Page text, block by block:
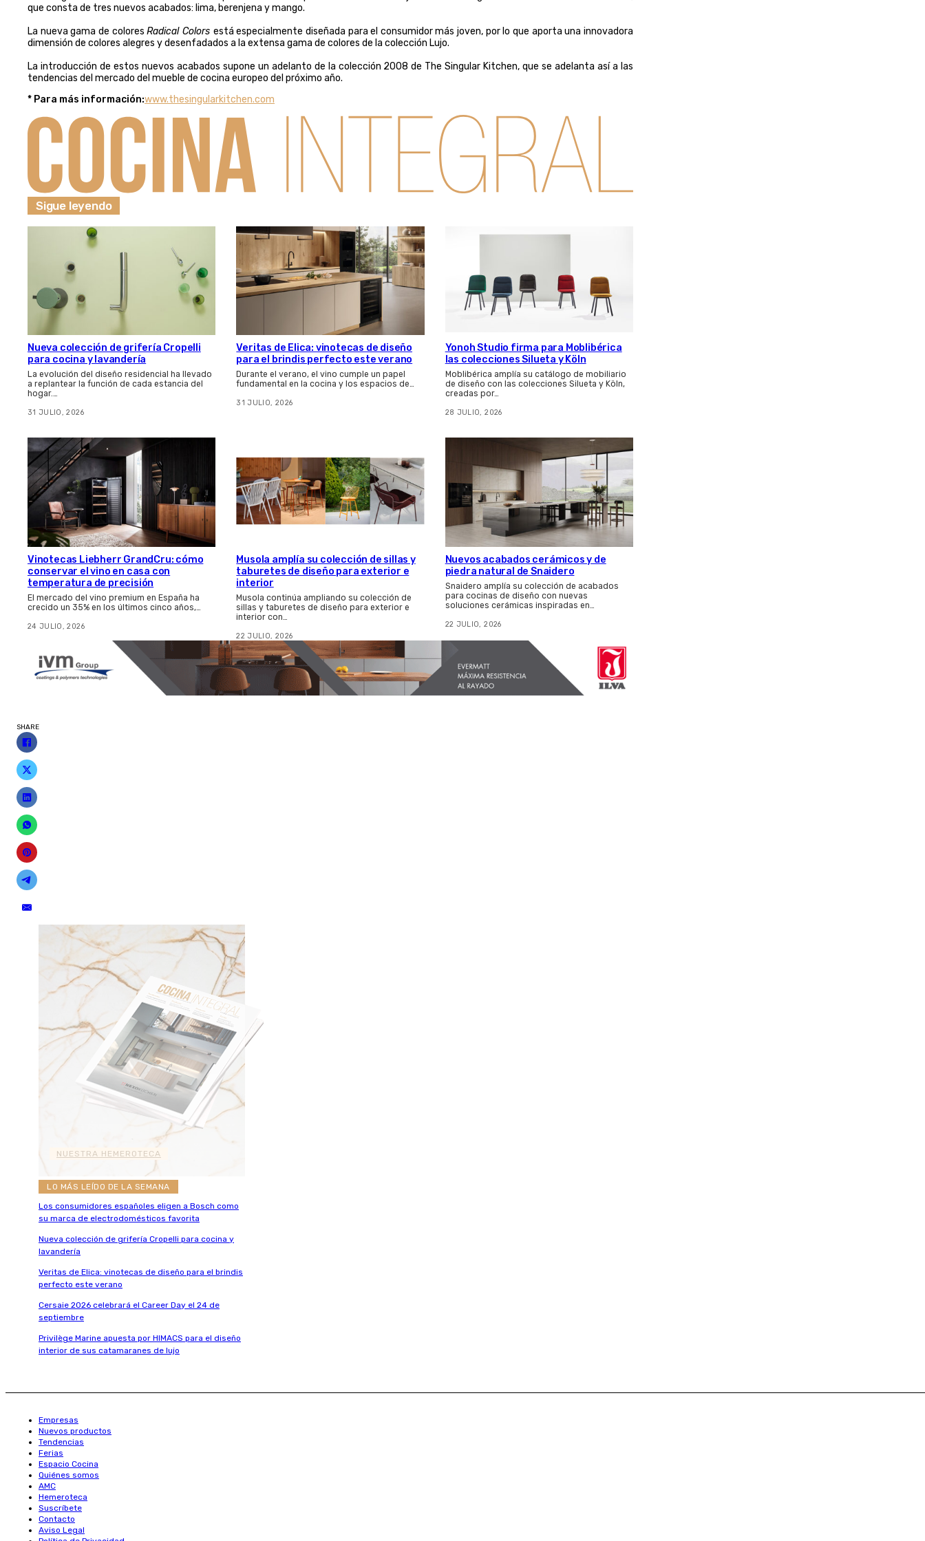
que consta de tres nuevos acabados: lima, berenjena y mango.
La nueva gama de coloresRadical Colors está especialmente diseñada para el consumidor más joven, por lo que aporta una innovadora
dimensión de colores alegres y desenfadados a la extensa gama de colores de la colección Lujo.
La introducción de estos nuevos acabados supone un adelanto de la colección 2008 de The Singular Kitchen, que se adelanta así a las
tendencias del mercado del mueble de cocina europeo del próximo año.
* Para más información:www.thesingularkitchen.com
Sigue leyendo
Nueva colección de grifería Cropelli
para cocina y lavandería
La evolución del diseño residencial ha llevado
a replantear la función de cada estancia del
hogar.…
31 JULIO, 2026
Veritas de Elica: vinotecas de diseño
para el brindis perfecto este verano
Durante el verano, el vino cumple un papel
fundamental en la cocina y los espacios de…
31 JULIO, 2026
Yonoh Studio firma para Moblibérica
las colecciones Silueta y Köln
Moblibérica amplía su catálogo de mobiliario
de diseño con las colecciones Silueta y Köln,
creadas por…
28 JULIO, 2026
Vinotecas Liebherr GrandCru: cómo
conservar el vino en casa con
temperatura de precisión
El mercado del vino premium en España ha
crecido un 35% en los últimos cinco años,…
24 JULIO, 2026
Musola amplía su colección de sillas y
taburetes de diseño para exterior e
interior
Musola continúa ampliando su colección de
sillas y taburetes de diseño para exterior e
interior con…
22 JULIO, 2026
Nuevos acabados cerámicos y de
piedra natural de Snaidero
Snaidero amplía su colección de acabados
para cocinas de diseño con nuevas
soluciones cerámicas inspiradas en…
22 JULIO, 2026
SHARE
NUESTRA HEMEROTECA
LO MÁS LEÍDO DE LA SEMANA
Los consumidores españoles eligen a Bosch como
su marca de electrodomésticos favorita
Nueva colección de grifería Cropelli para cocina y
lavandería
Veritas de Elica: vinotecas de diseño para el brindis
perfecto este verano
Cersaie 2026 celebrará el Career Day el 24 de
septiembre
Privilège Marine apuesta por HIMACS para el diseño
interior de sus catamaranes de lujo
Empresas
Nuevos productos
Tendencias
Ferias
Espacio Cocina
Quiénes somos
AMC
Hemeroteca
Suscríbete
Contacto
Aviso Legal